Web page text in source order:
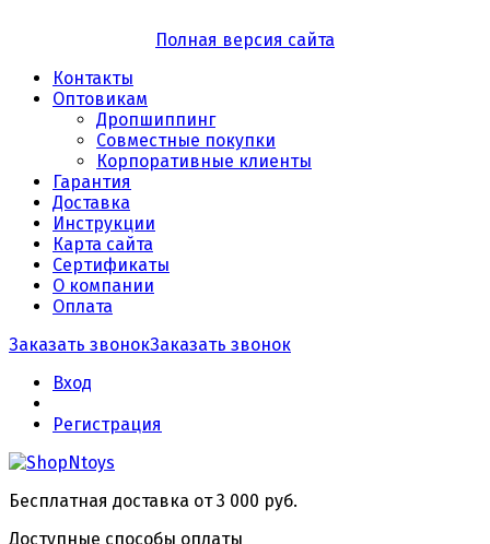
Полная версия сайта
Контакты
Оптовикам
Дропшиппинг
Совместные покупки
Корпоративные клиенты
Гарантия
Доставка
Инструкции
Карта сайта
Сертификаты
О компании
Оплата
Заказать звонокЗаказать звонок
Вход
Регистрация
Бесплатная доставка от 3 000 руб.
Доступные способы оплаты